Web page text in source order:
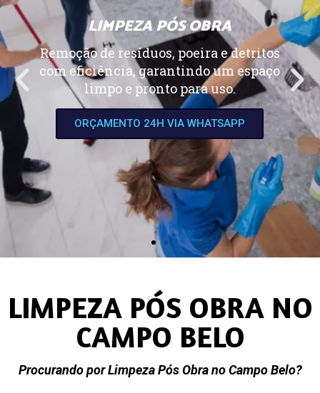
LIMPEZA PÓS OBRA
Remoção de resíduos, poeira e detritos
com eficiência, garantindo um espaço
limpo e pronto para uso.
ORÇAMENTO 24H VIA WHATSAPP
LIMPEZA PÓS OBRA NO
CAMPO BELO
Procurando por Limpeza Pós Obra no Campo Belo?